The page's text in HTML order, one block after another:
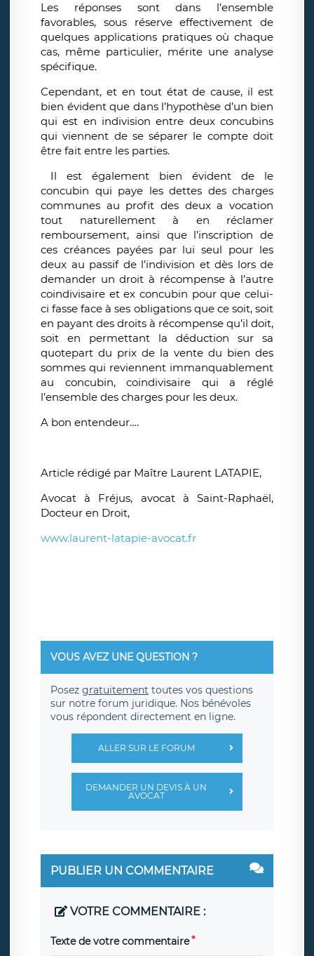
Les réponses sont dans l’ensemble
favorables, sous réserve effectivement de
quelques applications pratiques où chaque
cas, même particulier, mérite une analyse
spécifique.
Cependant, et en tout état de cause, il est
bien évident que dans l’hypothèse d’un bien
qui est en indivision entre deux concubins
qui viennent de se séparer le compte doit
être fait entre les parties.
Il est également bien évident de le
concubin qui paye les dettes des charges
communes au profit des deux a vocation
tout naturellement à en réclamer
remboursement, ainsi que l’inscription de
ces créances payées par lui seul pour les
deux au passif de l’indivision et dès lors de
demander un droit à récompense à l’autre
coindivisaire et ex concubin pour que celui-
ci fasse face à ses obligations que ce soit, soit
en payant des droits à récompense qu’il doit,
soit en permettant la déduction sur sa
quotepart du prix de la vente du bien des
sommes qui reviennent immanquablement
au concubin, coindivisaire qui a réglé
l’ensemble des charges pour les deux.
A bon entendeur….
Article rédigé par Maître Laurent LATAPIE,
Avocat à Fréjus, avocat à Saint-Raphaël,
Docteur en Droit,
www.laurent-latapie-avocat.fr
VOUS AVEZ UNE QUESTION ?
Posez gratuitement toutes vos questions
sur notre forum juridique. Nos bénévoles
vous répondent directement en ligne.
ALLER SUR LE FORUM
DEMANDER UN DEVIS À UN
AVOCAT
PUBLIER UN COMMENTAIRE
VOTRE COMMENTAIRE :
Texte de votre commentaire